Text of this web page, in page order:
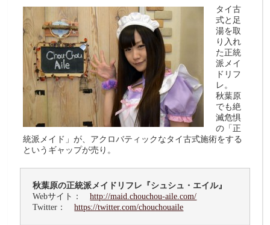
タイ古
式と足
湯を取
り入れ
た正統
派メイ
ドリフ
レ。
秋葉原
でも絶
滅危惧
の「正
統派メイド」が、アクロバティックなタイ古式施術をする
というギャップが売り。
秋葉原の正統派メイドリフレ『シュシュ・エイル』
Webサイト：http://maid.chouchou-aile.com/
Twitter：https://twitter.com/chouchouaile